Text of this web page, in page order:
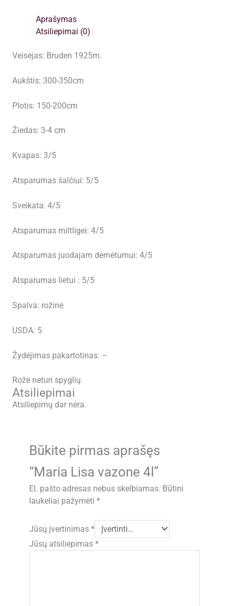
Aprašymas
Atsiliepimai (0)
Veisėjas: Bruden 1925m.
Aukštis: 300-350cm
Plotis: 150-200cm
Žiedas: 3-4 cm
Kvapas: 3/5
Atsparumas šalčiui: 5/5
Sveikata: 4/5
Atsparumas miltligei: 4/5
Atsparumas juodajam dėmėtumui: 4/5
Atsparumas lietui : 5/5
Spalva: rožinė
USDA: 5
Žydėjimas pakartotinas: –
Rožė neturi spyglių.
Atsiliepimai
Atsiliepimų dar nėra.
Būkite pirmas aprašęs
“Maria Lisa vazone 4l”
El. pašto adresas nebus skelbiamas. Būtini
laukeliai pažymėti*
Jūsų įvertinimas*
Jūsų atsiliepimas*